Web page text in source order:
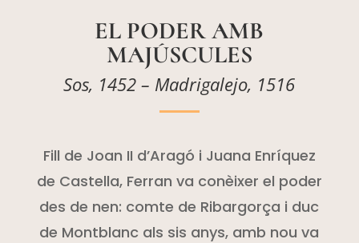
EL PODERAMB
MAJÚSCULES
Sos, 1452 – Madrigalejo, 1516
Fill de Joan II d’Aragó i Juana Enríquez
de Castella, Ferran va conèixer el poder
des de nen: comte de Ribargorça i duc
de Montblanc als sis anys, amb nou va